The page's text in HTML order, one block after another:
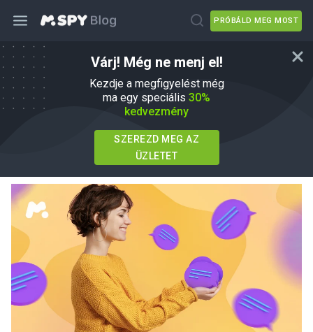
PRÓBÁLD MEG MOST
Várj! Még ne menj el!
Kezdje a megfigyelést még
ma egy speciális 30%
kedvezmény
SZEREZD MEG AZ
ÜZLETET
Top 10 Szöveges üzenetek Monitoring
Apps keresni 2026-ban
Agnes W Linn EbbenHow To
Frissítve 01 jún, 2026